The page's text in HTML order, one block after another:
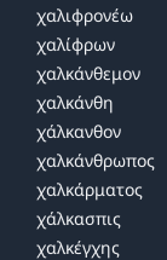
χαλιφρονέω
χαλίφρων
χαλκάνθεμον
χαλκάνθη
χάλκανθον
χαλκάνθρωπος
χαλκάρματος
χάλκασπις
χαλκέγχης